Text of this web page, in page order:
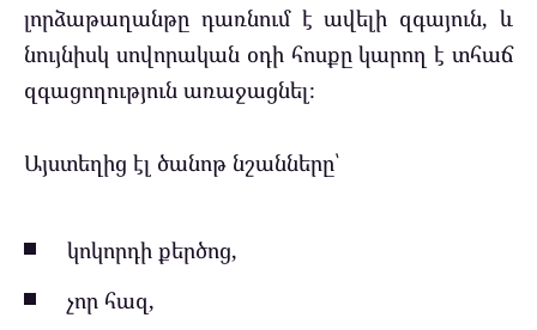
լորձաթաղանթը դառնում է ավելի զգայուն, և
նույնիսկ սովորական օդի հոսքը կարող է տհաճ
զգացողություն առաջացնել։
Այստեղից էլ ծանոթ նշանները՝
կոկորդի քերծոց,
չոր հազ,